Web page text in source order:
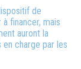
de
financer, mais
auront la
charge par les